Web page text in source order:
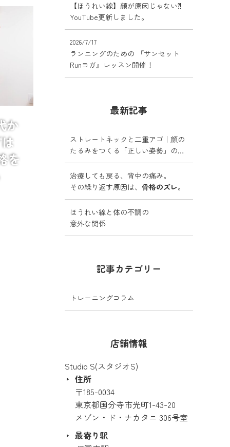
か
を
【ほうれい線】顔が原因じゃない⁈
YouTube更新しました。
2026/7/17
ランニングのための 『サンセット
Runヨガ』レッスン開催！
最新記事
ストレートネックと二重アゴ｜顔の
たるみをつくる「正しい姿勢」の落
とし穴
治療しても戻る、背中の痛み。
その繰り返す原因は、 骨格のズレ。
ほうれい線と体の不調の
意外な関係
記事カテゴリー
トレーニングコラム
店舗情報
Studio S(スタジオS)
住所
〒185-0034
東京都国分寺市光町1-43-20
メゾン・ド・ナカタニ 306号室
最寄り駅